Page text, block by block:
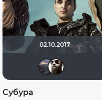
02.10.2017
Субура